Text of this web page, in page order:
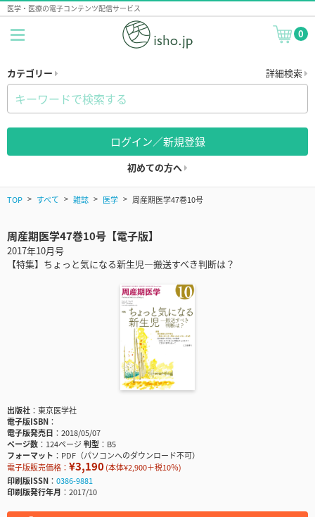
医学・医療の電子コンテンツ配信サービス
0
カテゴリー 詳細検索
ログイン／新規登録
初めての方へ
TOP すべて 雑誌 医学 周産期医学47巻10号
周産期医学47巻10号【電子版】
2017年10月号
【特集】ちょっと気になる新生児―搬送すべき判断は？
出版社
東京医学社
電子版ISBN
電子版発売日
2018/05/07
ページ数
124ページ判型
B5
フォーマット
PDF（パソコンへのダウンロード不可）
電子版販売価格： ¥3,190(本体¥2,900＋税10％)
印刷版ISSN
0386-9881
印刷版発行年月
2017/10